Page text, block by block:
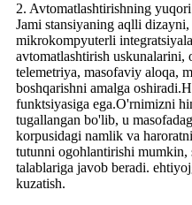
2. Avtomatlashtirishning yuqori
Jami stansiyaning aqlli
mikrokompyuterli
avtomatlashtirish
telemetriya, masofaviy aloqa,
boshqarishni amalga
funktsiyasiga ega.O'rnimizni
tugallangan bo'lib, u
korpusidagi namlik va
tutunni ogohlantirishi mumkin,
talablariga javob beradi.
kuzatish.